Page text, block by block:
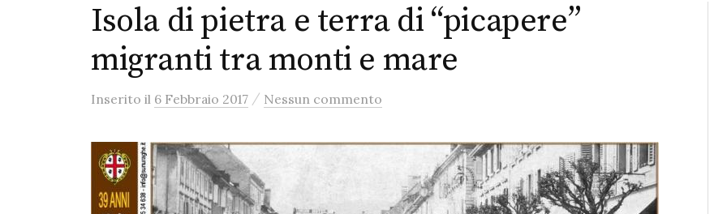
Isola di pietra e terra di “picapere”
migranti tra monti e mare
Inserito il 6 Febbraio 2017 / Nessun commento